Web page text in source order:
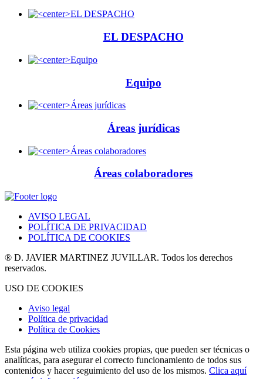
EL DESPACHO
Equipo
Áreas jurídicas
Áreas colaboradores
AVISO LEGAL
POLÍTICA DE PRIVACIDAD
POLÍTICA DE COOKIES
® D. JAVIER MARTINEZ JUVILLAR. Todos los derechos
reservados.
USO DE COOKIES
Aviso legal
Política de privacidad
Política de Cookies
Esta página web utiliza cookies propias, que pueden ser técnicas o
analíticas, para asegurar el correcto funcionamiento de todos sus
contenidos y hacer seguimiento del uso de los mismos. Clica aquí